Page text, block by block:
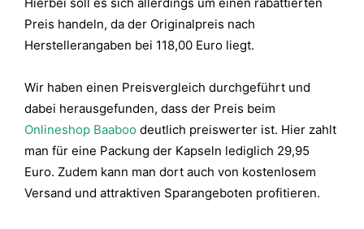
Preis handeln, da der Originalpreis nach
Herstellerangaben bei 118,00 Euro liegt.
Wir haben einen Preisvergleich durchgeführt und
dabei herausgefunden, dass der Preis beim
Onlineshop Baaboo deutlich preiswerter ist. Hier zahlt
man für eine Packung der Kapseln lediglich 29,95
Euro. Zudem kann man dort auch von kostenlosem
Versand und attraktiven Sparangeboten profitieren.